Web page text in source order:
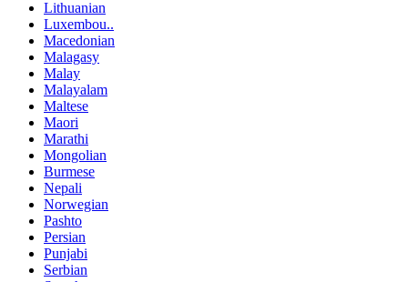
Lithuanian
Luxembou..
Macedonian
Malagasy
Malay
Malayalam
Maltese
Maori
Marathi
Mongolian
Burmese
Nepali
Norwegian
Pashto
Persian
Punjabi
Serbian